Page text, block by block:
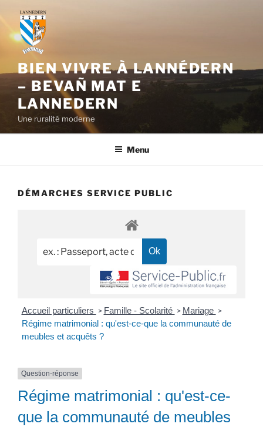
contenu
principal
BIEN VIVRE À LANNÉDERN
– BEVAÑ MAT E
LANNEDERN
Une ruralité moderne
Menu
DÉMARCHES SERVICE PUBLIC
Accueil particuliers > Famille - Scolarité > Mariage >
Régime matrimonial : qu'est-ce-que la communauté de
meubles et acquêts ?
Question-réponse
Régime matrimonial : qu'est-ce-
que la communauté de meubles